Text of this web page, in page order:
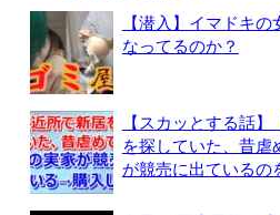
【潜入】イマドキ
なってるのか？
【スカッとする話
を探していた、昔虐
が競売に出ている